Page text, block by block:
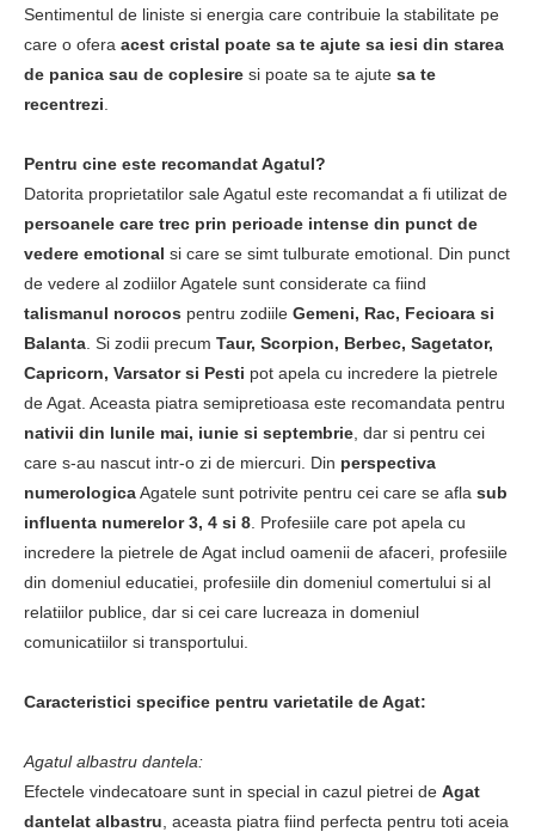
Sentimentul de liniste si energia care contribuie la stabilitate pe
care o ofera acest cristal poate sa te ajute sa iesi din starea
de panica sau de coplesire si poate sa te ajute sa te
recentrezi
Pentru cine este recomandat Agatul?
Datorita proprietatilor sale Agatul este recomandat a fi utilizat de
persoanele care trec prin perioade intense din punct de
vedere emotional si care se simt tulburate emotional. Din punct
de vedere al zodiilor Agatele sunt considerate ca fiind
talismanul norocos pentru zodiile Gemeni, Rac, Fecioara si
Balanta . Si zodii precum Taur, Scorpion, Berbec, Sagetator,
Capricorn, Varsator si Pesti pot apela cu incredere la pietrele
de Agat. Aceasta piatra semipretioasa este recomandata pentru
nativii din lunile mai, iunie si septembrie , dar si pentru cei
care s-au nascut intr-o zi de miercuri. Din perspectiva
numerologicaAgatele sunt potrivite pentru cei care se afla sub
influenta numerelor 3, 4 si 8 . Profesiile care pot apela cu
incredere la pietrele de Agat includ oamenii de afaceri, profesiile
din domeniul educatiei, profesiile din domeniul comertului si al
relatiilor publice, dar si cei care lucreaza in domeniul
comunicatiilor si transportului.
Caracteristici specifice pentru varietatile de Agat:
Agatul albastru dantela:
Efectele vindecatoare sunt in special in cazul pietrei de Agat
dantelat albastru , aceasta piatra fiind perfecta pentru toti aceia